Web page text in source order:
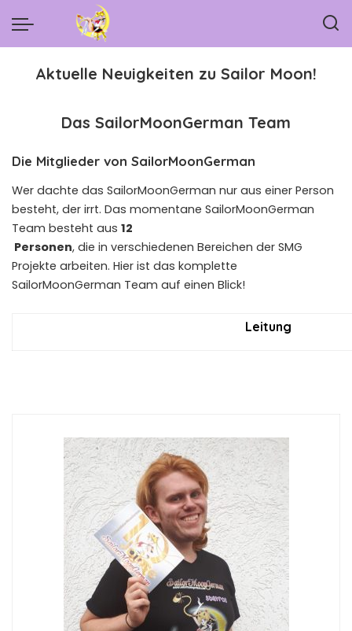
Aktuelle Neuigkeiten zu Sailor Moon!
Das SailorMoonGerman Team
Die Mitglieder von SailorMoonGerman
Wer dachte das SailorMoonGerman nur aus einer Person
besteht, der irrt. Das momentane SailorMoonGerman
Team besteht aus 12
Personen, die in verschiedenen Bereichen der SMG
Projekte arbeiten. Hier ist das komplette
SailorMoonGerman Team auf einen Blick!
Leitung